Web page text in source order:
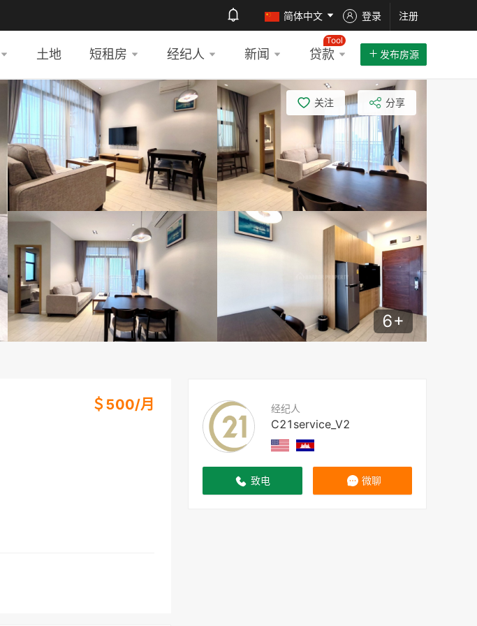
简体中文 登录 注册
土地 短租房 经纪人 新闻 贷款
Tool
发布房源
6+
关注 分享
经纪人
C21service_V2
致电 微聊
＄ 500/月